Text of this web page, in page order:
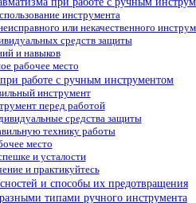
инструмента
или некачественного
средств защиты
и навыков
рабочее место
работе с ручным инструментом
инструмент
перед работой
средства защиты
технику работы
место
и усталости
и практикуйтесь
и способы их предотвращения
типами ручного инструмента